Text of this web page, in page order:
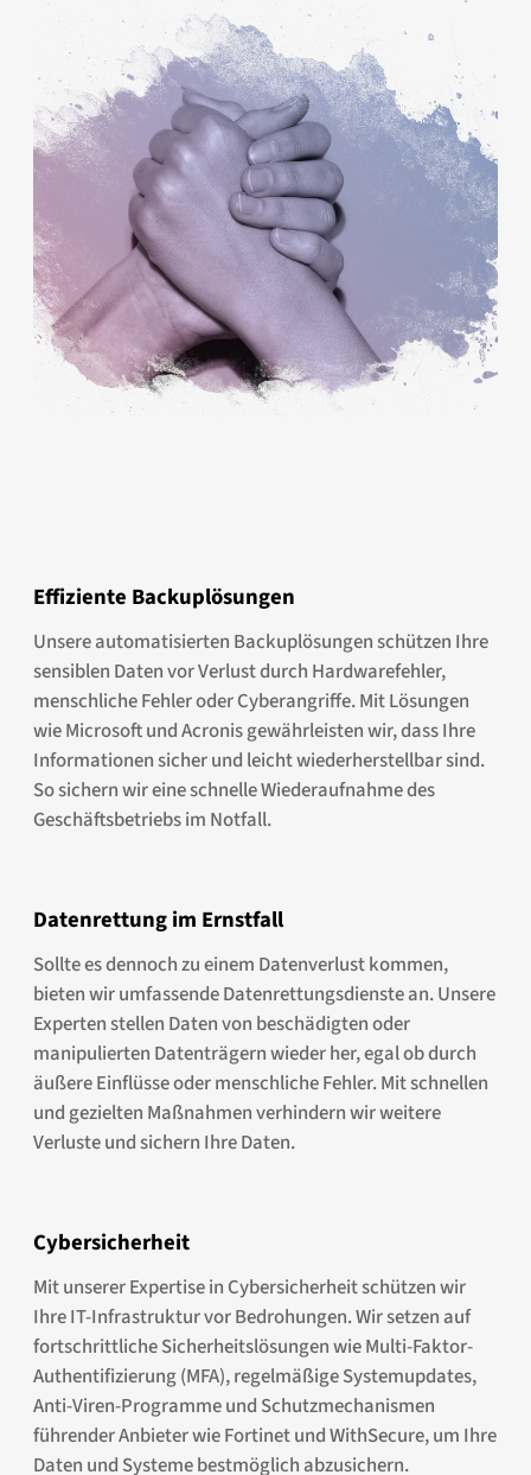
Effiziente Backuplösungen
Unsere automatisierten Backuplösungen schützen Ihre
sensiblen Daten vor Verlust durch Hardwarefehler,
menschliche Fehler oder Cyberangriffe. Mit Lösungen
wie Microsoft und Acronis gewährleisten wir, dass Ihre
Informationen sicher und leicht wiederherstellbar sind.
So sichern wir eine schnelle Wiederaufnahme des
Geschäftsbetriebs im Notfall.
Datenrettung im Ernstfall
Sollte es dennoch zu einem Datenverlust kommen,
bieten wir umfassende Datenrettungsdienste an. Unsere
Experten stellen Daten von beschädigten oder
manipulierten Datenträgern wieder her, egal ob durch
äußere Einflüsse oder menschliche Fehler. Mit schnellen
und gezielten Maßnahmen verhindern wir weitere
Verluste und sichern Ihre Daten.
Cybersicherheit
Mit unserer Expertise in Cybersicherheit schützen wir
Ihre IT-Infrastruktur vor Bedrohungen. Wir setzen auf
fortschrittliche Sicherheitslösungen wie Multi-Faktor-
Authentifizierung (MFA), regelmäßige Systemupdates,
Anti-Viren-Programme und Schutzmechanismen
führender Anbieter wie Fortinet und WithSecure, um Ihre
Daten und Systeme bestmöglich abzusichern.